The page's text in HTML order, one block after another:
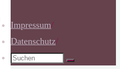
Impressum/
Datenschutz/
Suchen
Suchen